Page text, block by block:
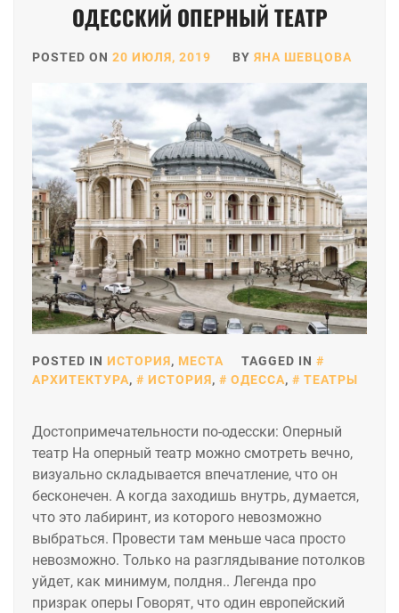
ОДЕССКИЙ ОПЕРНЫЙ ТЕАТР
POSTED ON 20 ИЮЛЯ, 2019 BY ЯНА ШЕВЦОВА
POSTED IN ИСТОРИЯ, МЕСТА
TAGGED IN
АРХИТЕКТУРА, ИСТОРИЯ, ОДЕССА, ТЕАТРЫ
Достопримечательности по-одесски: Оперный
театр На оперный театр можно смотреть вечно,
визуально складывается впечатление, что он
бесконечен. А когда заходишь внутрь, думается,
что это лабиринт, из которого невозможно
выбраться. Провести там меньше часа просто
невозможно. Только на разглядывание потолков
уйдет, как минимум, полдня.. Легенда про
призрак оперы Говорят, что один европейский